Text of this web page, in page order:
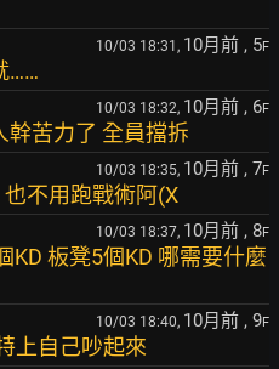
10/03 18:31, 10月前 , 5F
……
10/03 18:32, 10月前 , 6F
幹苦力了 全員擋拆
10/03 18:35, 10月前 , 7F
不用跑戰術阿(X
10/03 18:37, 10月前 , 8F
KD 板凳5個KD 哪需要什麼
10/03 18:40, 10月前 , 9F
上自己吵起來